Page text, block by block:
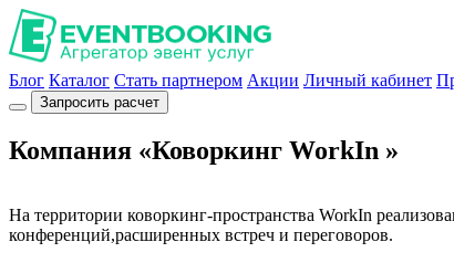
Блог Каталог Стать партнером Акции Личный кабинет
Запросить расчет
Компания «Коворкинг WorkIn »
На территории коворкинг-пространства WorkIn
конференций,расширенных встреч и переговоров.